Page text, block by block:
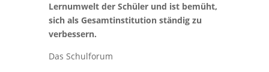
Lernumwelt der Schüler und ist bemüht,
sich als Gesamtinstitution ständig zu
verbessern.
Das Schulforum